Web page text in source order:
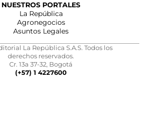
NUESTROS PORTALES
La República
Agronegocios
Asuntos Legales
La República S.A.S. Todos los
derechos reservados.
Cr. 13a 37-32, Bogotá
(+57) 1 4227600